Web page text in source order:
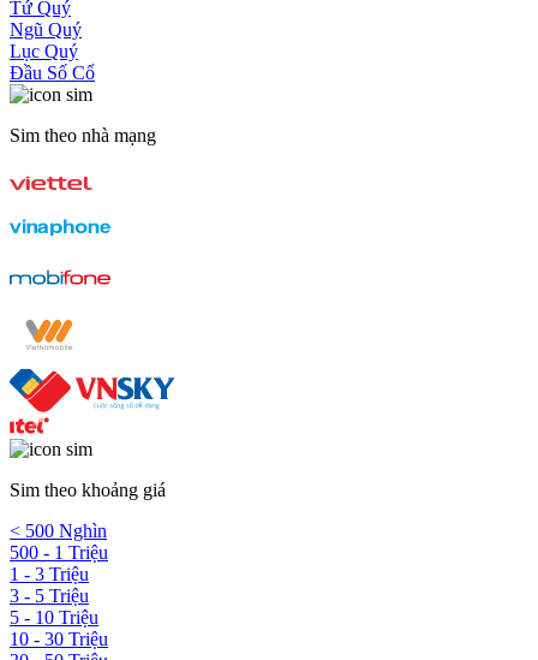
Tứ Quý
Ngũ Quý
Lục Quý
Đầu Số Cổ
Sim theo nhà mạng
Sim theo khoảng giá
< 500 Nghìn
500 - 1 Triệu
1 - 3 Triệu
3 - 5 Triệu
5 - 10 Triệu
10 - 30 Triệu